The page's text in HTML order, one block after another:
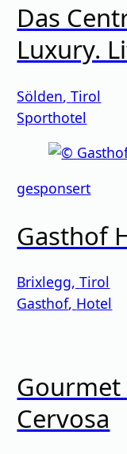
Das
Luxury.
Sölden,Tirol
Sporthotel
gesponsert
Gasthof
Brixlegg,Tirol
Gasthof, Hotel
Gourmet
Cervosa